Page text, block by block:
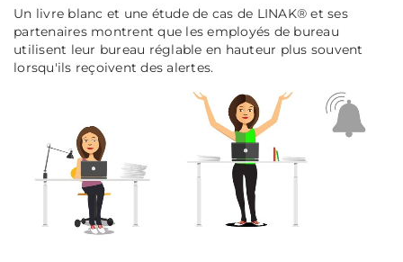
Un livre blanc et une étude de cas de LINAK® et ses
partenaires montrent que les employés de bureau
utilisent leur bureau réglable en hauteur plus souvent
lorsqu'ils reçoivent des alertes.